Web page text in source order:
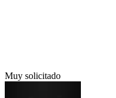
Muy solicitado